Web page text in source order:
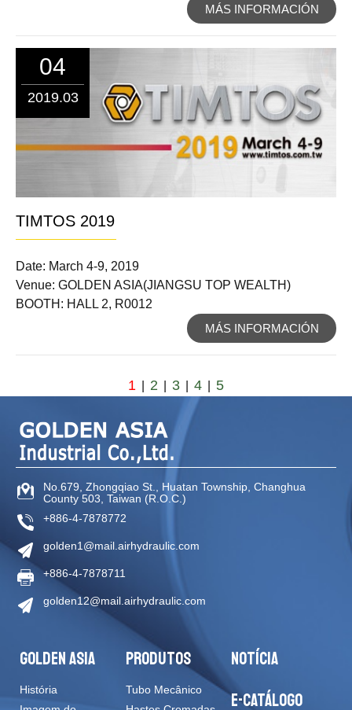
MÁS INFORMACIÓN
04
2019.03
TIMTOS 2019
Date: March 4-9, 2019
Venue: GOLDEN ASIA(JIANGSU TOP WEALTH)
BOOTH: HALL 2, R0012
MÁS INFORMACIÓN
1 2 3 4 5
No.679, Zhongqiao St., Huatan Township, Changhua
County 503, Taiwan (R.O.C.)
+886-4-7878772
golden1@mail.airhydraulic.com
+886-4-7878711
golden12@mail.airhydraulic.com
GOLDEN ASIA
História
PRODUTOS
Tubo Mecânico
NOTÍCIA
E-CATÁLOGO